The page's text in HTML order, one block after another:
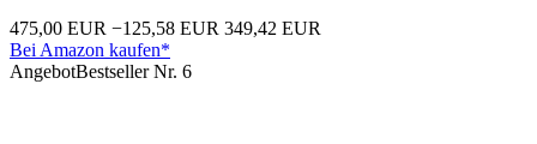
475,00 EUR −125,58 EUR 349,42 EUR
Bei Amazon kaufen*
AngebotBestseller Nr. 6